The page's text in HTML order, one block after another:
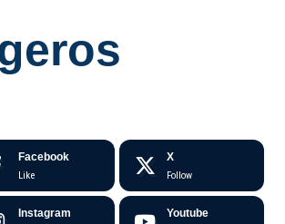
Facebook
Like
X
Follow
Instagram Youtube